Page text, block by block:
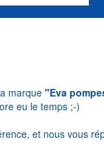
marque "Eva
eu le temps ;-)
et nous vous